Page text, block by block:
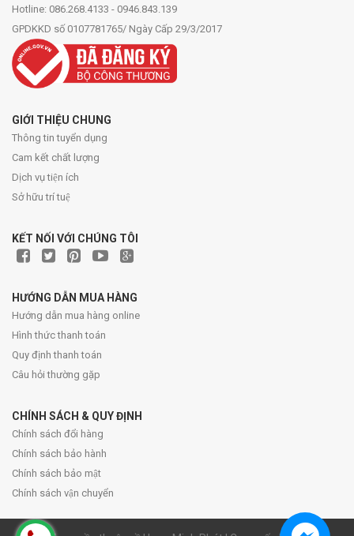
Hotline: 086.268.4133 - 0946.843.139
GPDKKD số 0107781765/ Ngày Cấp 29/3/2017
GIỚI THIỆU CHUNG
Thông tin tuyển dụng
Cam kết chất lượng
Dịch vụ tiện ích
Sở hữu trí tuệ
KẾT NỐI VỚI CHÚNG TÔI
HƯỚNG DẪN MUA HÀNG
Hướng dẫn mua hàng online
Hình thức thanh toán
Quy định thanh toán
Câu hỏi thường gặp
CHÍNH SÁCH & QUY ĐỊNH
Chính sách đổi hàng
Chính sách bảo hành
Chính sách bảo mật
Chính sách vận chuyển